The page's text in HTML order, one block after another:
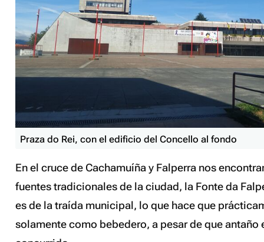
Praza do Rei, con el edificio del Concello al fondo
En el cruce de Cachamuíña y Falperra nos
fuentes tradicionales de la ciudad, la Fonte da
es de la traída municipal, lo que hace que
solamente como bebedero, a pesar de que antaño